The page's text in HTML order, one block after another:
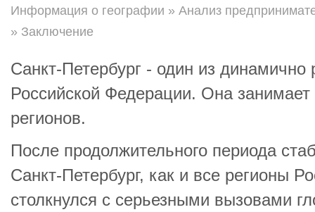
Информация о географии » Анализ
» Заключение
Санкт-Петербург - один из
Российской Федерации. Она
регионов.
После продолжительного периода
Санкт-Петербург, как и все регионы
столкнулся с серьезными вызовами